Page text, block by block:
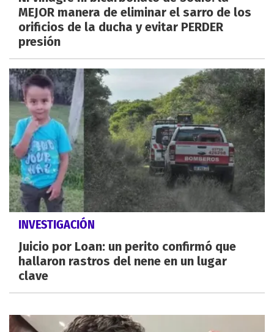
MEJOR manera de eliminar el sarro de los
orificios de la ducha y evitar PERDER
presión
INVESTIGACIÓN
Juicio por Loan: un perito confirmó que
hallaron rastros del nene en un lugar
clave